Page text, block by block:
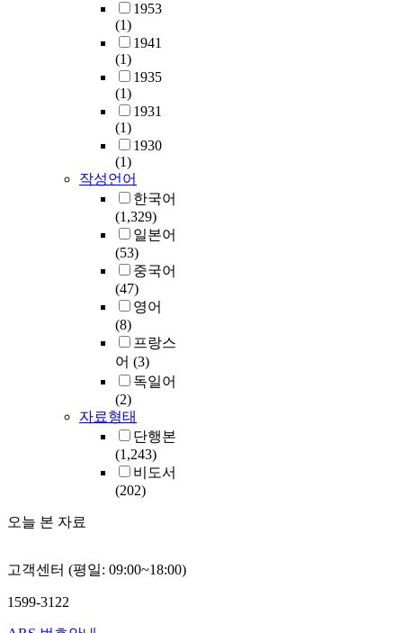
1953
(1)
1941
(1)
1935
(1)
1931
(1)
1930
(1)
작성언어
한국어
(1,329)
일본어
(53)
중국어
(47)
영어
(8)
프랑스
어 (3)
독일어
(2)
자료형태
단행본
(1,243)
비도서
(202)
오늘 본 자료
고객센터 (평일: 09:00~18:00)
1599-3122